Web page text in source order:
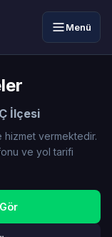
Menü
İlçesi
vermektedir.
ve yol tarifi